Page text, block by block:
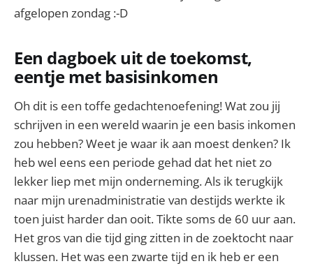
afgelopen zondag :-D
Een dagboek uit de toekomst,
eentje met basisinkomen
Oh dit is een toffe gedachtenoefening! Wat zou jij
schrijven in een wereld waarin je een basis inkomen
zou hebben? Weet je waar ik aan moest denken? Ik
heb wel eens een periode gehad dat het niet zo
lekker liep met mijn onderneming. Als ik terugkijk
naar mijn urenadministratie van destijds werkte ik
toen juist harder dan ooit. Tikte soms de 60 uur aan.
Het gros van die tijd ging zitten in de zoektocht naar
klussen. Het was een zwarte tijd en ik heb er een